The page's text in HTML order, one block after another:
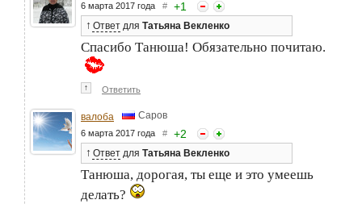
6 марта 2017 года # +1
↑ Ответ для Татьяна Векленко
Спасибо Танюша! Обязательно почитаю.
↑ Ответить
валоба Саров
6 марта 2017 года # +2
↑ Ответ для Татьяна Векленко
Танюша, дорогая, ты еще и это умеешь
делать?